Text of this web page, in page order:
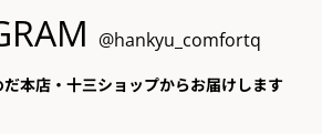
@hankyu_comfortq
本店・十三ショップからお届けします